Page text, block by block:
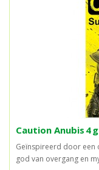
Caution Anubis 4 g
Geïnspireerd door een
god van overgang en